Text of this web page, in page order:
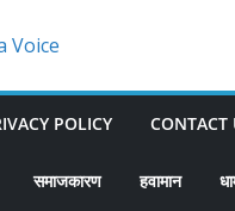
POLICY CONTACT
समाजकारण हवामान